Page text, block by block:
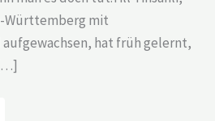
Württemberg mit
hat früh gelernt,